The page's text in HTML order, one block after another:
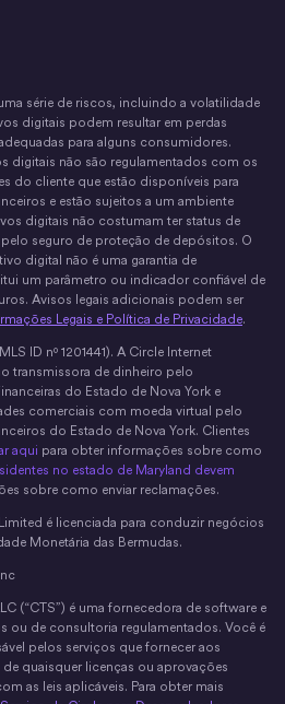
do dinheiro
série de riscos, incluindo a volatilidade
digitais podem resultar em perdas
para alguns consumidores.
digitais não são regulamentados com os
do cliente que estão disponíveis para
e estão sujeitos a um ambiente
digitais não costumam ter status de
seguro de proteção de depósitos. O
digital não é uma garantia de
um parâmetro ou indicador confiável de
Avisos legais adicionais podem ser
Legais e Política de Privacidade.
ID nº 1201441). A Circle Internet
transmissora de dinheiro pelo
do Estado de Nova York e
comerciais com moeda virtual pelo
do Estado de Nova York. Clientes
aqui para obter informações sobre como
no estado de Maryland devem
sobre como enviar reclamações.
é licenciada para conduzir negócios
Monetária das Bermudas.
(“CTS”) é uma fornecedora de software e
ou de consultoria regulamentados. Você é
pelos serviços que fornecer aos
quaisquer licenças ou aprovações
as leis aplicáveis. Para obter mais